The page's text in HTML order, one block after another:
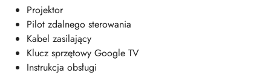
Projektor
Pilot zdalnego sterowania
Kabel zasilający
Klucz sprzętowy Google TV
Instrukcja obsługi